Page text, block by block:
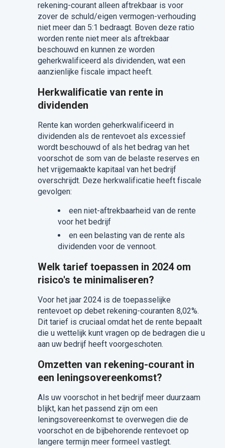
rekening-courant alleen aftrekbaar is voor
zover de schuld/eigen vermogen-verhouding
niet meer dan 5:1 bedraagt. Boven deze ratio
worden rente niet meer als aftrekbaar
beschouwd en kunnen ze worden
geherkwalificeerd als dividenden, wat een
aanzienlijke fiscale impact heeft.
Herkwalificatie van rente in
dividenden
Rente kan worden geherkwalificeerd in
dividenden als de rentevoet als excessief
wordt beschouwd of als het bedrag van het
voorschot de som van de belaste reserves en
het vrijgemaakte kapitaal van het bedrijf
overschrijdt. Deze herkwalificatie heeft fiscale
gevolgen:
een niet-aftrekbaarheid van de rente
voor het bedrijf
en een belasting van de rente als
dividenden voor de vennoot.
Welk tarief toepassen in 2024 om
risico's te minimaliseren?
Voor het jaar 2024 is de toepasselijke
rentevoet op debet rekening-couranten 8,02%.
Dit tarief is cruciaal omdat het de rente bepaalt
die u wettelijk kunt vragen op de bedragen die u
aan uw bedrijf heeft voorgeschoten.
Omzetten van rekening-courant in
een leningsovereenkomst?
Als uw voorschot in het bedrijf meer duurzaam
blijkt, kan het passend zijn om een
leningsovereenkomst te overwegen die de
voorschot en de bijbehorende rentevoet op
langere termijn meer formeel vastlegt.